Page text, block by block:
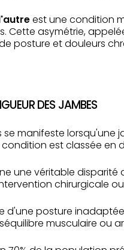
est une condition
Cette asymétrie,
posture et douleurs
DES JAMBES
manifeste
est classée en
une véritable disparité
chirurgicale
d'une posture
musculaire ou